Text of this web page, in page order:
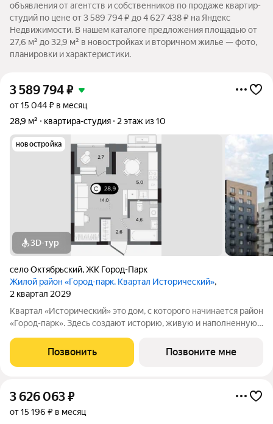
объявления от агентств и собственников по продаже квартир-
студий по цене от 3 589 794 ₽ до 4 627 438 ₽ на Яндекс
Недвижимости. В нашем каталоге предложения площадью от
27,6 м² до 32,9 м² в новостройках и вторичном жилье — фото,
планировки и характеристики.
3 589 794₽
от 15 044 ₽ в месяц
28,9 м²
квартира-студия 2 этаж из 10
новостройка
3D-тур
село Октябрьский,ЖК Город-Парк
Жилой район «Город-парк. Квартал Исторический»,
2 квартал 2029
Квартал «Исторический» это дом, с которого начинается район
«Город-парк». Здесь создают историю, живую и наполненную
от семи до десяти этажей и двух десятиэтажных башен,
выходящих на
Позвонить Позвоните мне
3 626 063₽
от 15 196 ₽ в месяц